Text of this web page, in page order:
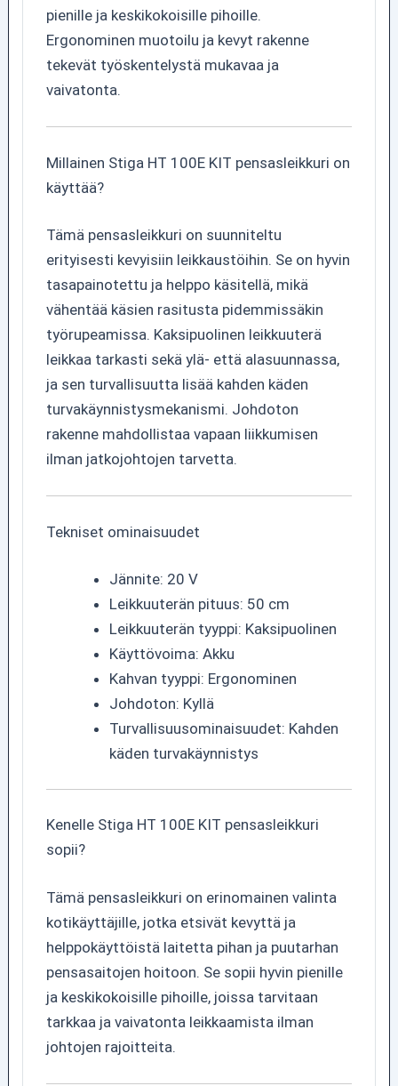
pienille ja keskikokoisille pihoille.
Ergonominen muotoilu ja kevyt rakenne
tekevät työskentelystä mukavaa ja
vaivatonta.
Millainen Stiga HT 100E KIT pensasleikkuri on
käyttää?
Tämä pensasleikkuri on suunniteltu
erityisesti kevyisiin leikkaustöihin. Se on hyvin
tasapainotettu ja helppo käsitellä, mikä
vähentää käsien rasitusta pidemmissäkin
työrupeamissa. Kaksipuolinen leikkuuterä
leikkaa tarkasti sekä ylä- että alasuunnassa,
ja sen turvallisuutta lisää kahden käden
turvakäynnistysmekanismi. Johdoton
rakenne mahdollistaa vapaan liikkumisen
ilman jatkojohtojen tarvetta.
Tekniset ominaisuudet
Jännite: 20 V
Leikkuuterän pituus: 50 cm
Leikkuuterän tyyppi: Kaksipuolinen
Käyttövoima: Akku
Kahvan tyyppi: Ergonominen
Johdoton: Kyllä
Turvallisuusominaisuudet: Kahden
käden turvakäynnistys
Kenelle Stiga HT 100E KIT pensasleikkuri
sopii?
Tämä pensasleikkuri on erinomainen valinta
kotikäyttäjille, jotka etsivät kevyttä ja
helppokäyttöistä laitetta pihan ja puutarhan
pensasaitojen hoitoon. Se sopii hyvin pienille
ja keskikokoisille pihoille, joissa tarvitaan
tarkkaa ja vaivatonta leikkaamista ilman
johtojen rajoitteita.